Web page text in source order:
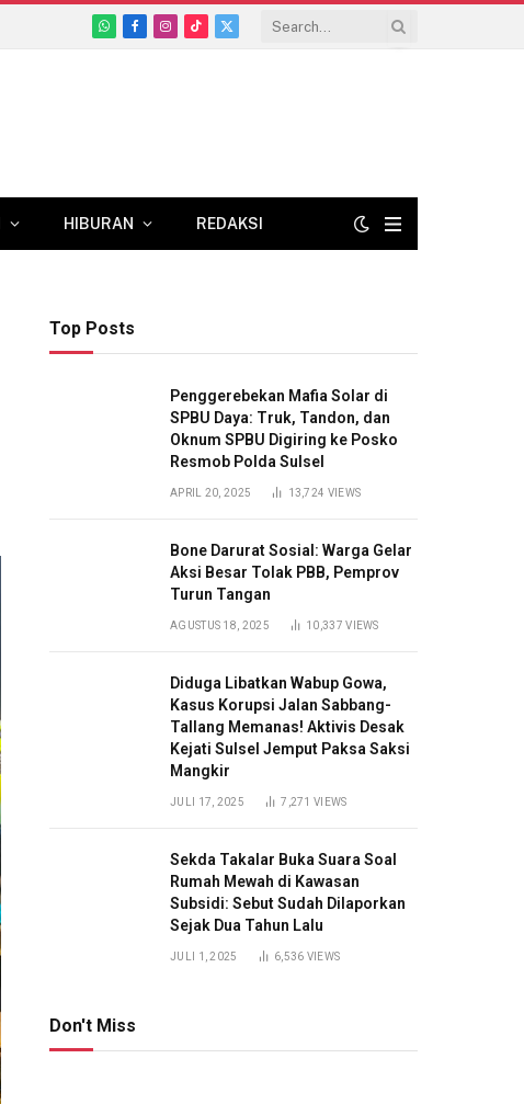
WhatsApp
Facebook
Instagram
TikTok
X
HIBURAN REDAKSI
Top Posts
Penggerebekan Mafia Solar di
SPBU Daya: Truk, Tandon, dan
Oknum SPBU Digiring ke Posko
Resmob Polda Sulsel
APRIL 20, 2025 13,724 VIEWS
Bone Darurat Sosial: Warga Gelar
Aksi Besar Tolak PBB, Pemprov
Turun Tangan
AGUSTUS 18, 2025 10,337VIEWS
Diduga Libatkan Wabup Gowa,
Kasus Korupsi Jalan Sabbang-
Tallang Memanas! Aktivis Desak
Kejati Sulsel Jemput Paksa Saksi
Mangkir
JULI 17, 2025 7,271VIEWS
Sekda Takalar Buka Suara Soal
Rumah Mewah di Kawasan
Subsidi: Sebut Sudah Dilaporkan
Sejak Dua Tahun Lalu
JULI 1, 2025 6,536 VIEWS
Don't Miss